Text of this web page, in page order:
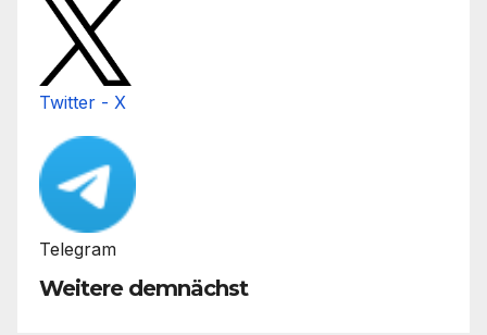
Twitter - X
Telegram
Weitere demnächst